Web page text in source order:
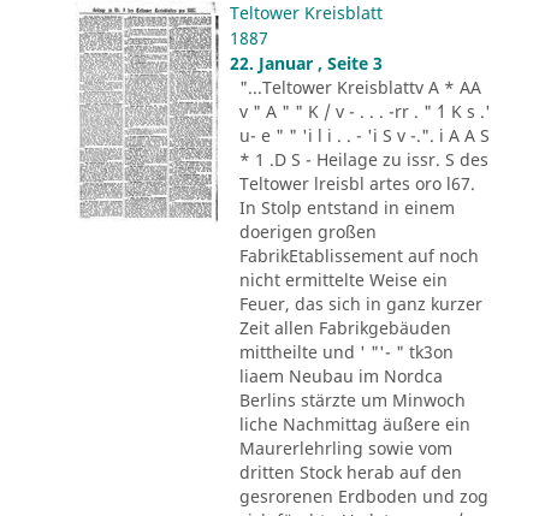
Teltower Kreisblatt
1887
22. Januar , Seite 3
"...Teltower Kreisblattv A * AA
v " A " " K / v - . . . -rr . " ´1 K s .'
u- e " " 'i l i . . - 'i S v -.". i A A S
* 1 .D S - Heilage zu issr. S des
Teltower lreisbl artes oro l67.
In Stolp entstand in einem
doerigen großen
FabrikEtablissement auf noch
nicht ermittelte Weise ein
Feuer, das sich in ganz kurzer
Zeit allen Fabrikgebäuden
mittheilte und ' "'- " tk3on
liaem Neubau im Nordca
Berlins stärzte um Minwoch
liche Nachmittag äußere ein
Maurerlehrling sowie vom
dritten Stock herab auf den
gesrorenen Erdboden und zog